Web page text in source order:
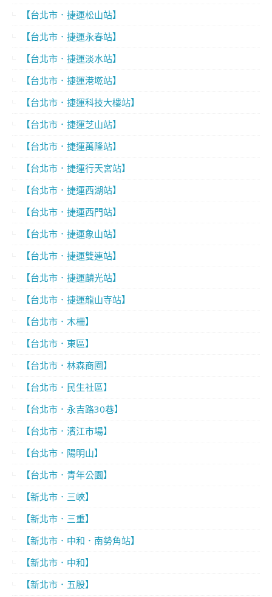
【台北市．捷運松山站】
【台北市．捷運永春站】
【台北市．捷運淡水站】
【台北市．捷運港墘站】
【台北市．捷運科技大樓站】
【台北市．捷運芝山站】
【台北市．捷運萬隆站】
【台北市．捷運行天宮站】
【台北市．捷運西湖站】
【台北市．捷運西門站】
【台北市．捷運象山站】
【台北市．捷運雙連站】
【台北市．捷運麟光站】
【台北市．捷運龍山寺站】
【台北市．木柵】
【台北市．東區】
【台北市．林森商圈】
【台北市．民生社區】
【台北市．永吉路30巷】
【台北市．濱江市場】
【台北市．陽明山】
【台北市．青年公園】
【新北市．三峽】
【新北市．三重】
【新北市．中和．南勢角站】
【新北市．中和】
【新北市．五股】